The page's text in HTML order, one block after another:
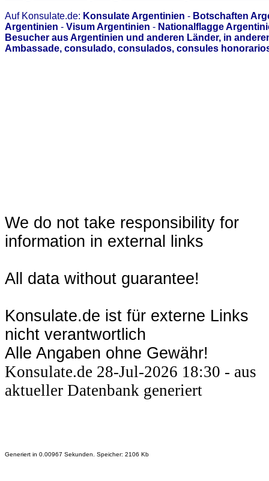
Auf Konsulate.de: Konsulate Argentinien - Botschaften
Argentinien - Visum Argentinien - Nationalflagge
Besucher aus Argentinien und anderen Länder, in
Ambassade, consulado, consulados, consules
We do not take responsibility for
information in external links
All data without guarantee!
Konsulate.de ist für externe Links
nicht verantwortlich
Alle Angaben ohne Gewähr!
Konsulate.de 28-Jul-2026 18:30 - aus
aktueller Datenbank generiert
Generiert in 0.00967 Sekunden. Speicher: 2106 Kb